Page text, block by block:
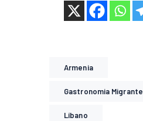
Armenia
Gastronomia Migrante
Líbano